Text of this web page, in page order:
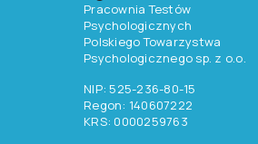
Pracownia Testów
Psychologicznych
Polskiego Towarzystwa
Psychologicznego sp. z o.o.
NIP: 525-236-80-15
Regon: 140607222
KRS: 0000259763